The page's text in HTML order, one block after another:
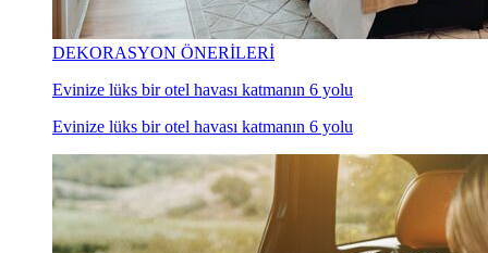
DEKORASYON ÖNERİLERİ
Evinize lüks bir otel havası katmanın 6 yolu
Evinize lüks bir otel havası katmanın 6 yolu